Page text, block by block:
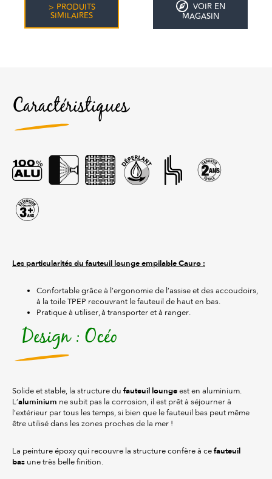
> PRODUITS
SIMILAIRES
VOIR EN
MAGASIN
Caractéristiques
Les particularités du fauteuil lounge empilable Cauro :
Confortable grâce à l’ergonomie de l’assise et des accoudoirs,
à la toile TPEP recouvrant le fauteuil de haut en bas.
Pratique à utiliser, à transporter et à ranger.
Design : Océo
Solide et stable, la structure du fauteuil lounge est en aluminium.
L’aluminium ne subit pas la corrosion, il est prêt à séjourner à
l’extérieur par tous les temps, si bien que le fauteuil bas peut même
être utilisé dans les zones proches de la mer !
La peinture époxy qui recouvre la structure confère à ce fauteuil
bas une très belle finition.